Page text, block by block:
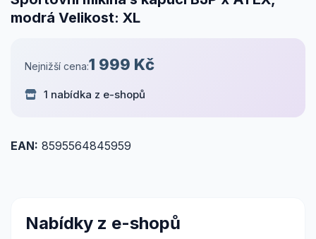
modrá Velikost: XL
Nejnižší cena:1 999 Kč
1 nabídka z e-shopů
EAN: 8595564845959
Nabídky z e-shopů